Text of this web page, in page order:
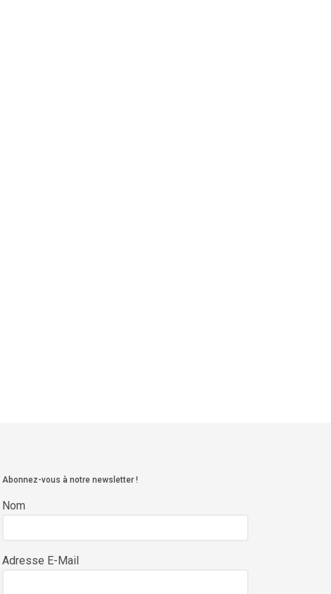
Abonnez-vous à notre newsletter !
Nom
Adresse E-Mail